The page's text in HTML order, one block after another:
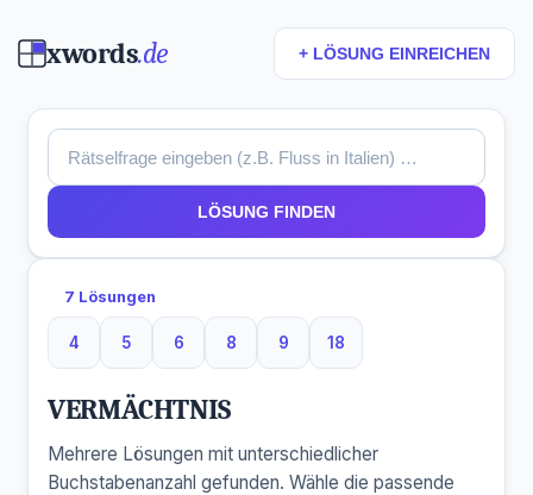
xwords.de + LÖSUNG EINREICHEN
LÖSUNG FINDEN
7 Lösungen
4
4 Buchstaben
5
5 Buchstaben
6
6 Buchstaben
8
8 Buchstaben
9
9 Buchstaben
18
18 Buchstaben
VERMÄCHTNIS
Mehrere Lösungen mit unterschiedlicher
Buchstabenanzahl gefunden. Wähle die passende